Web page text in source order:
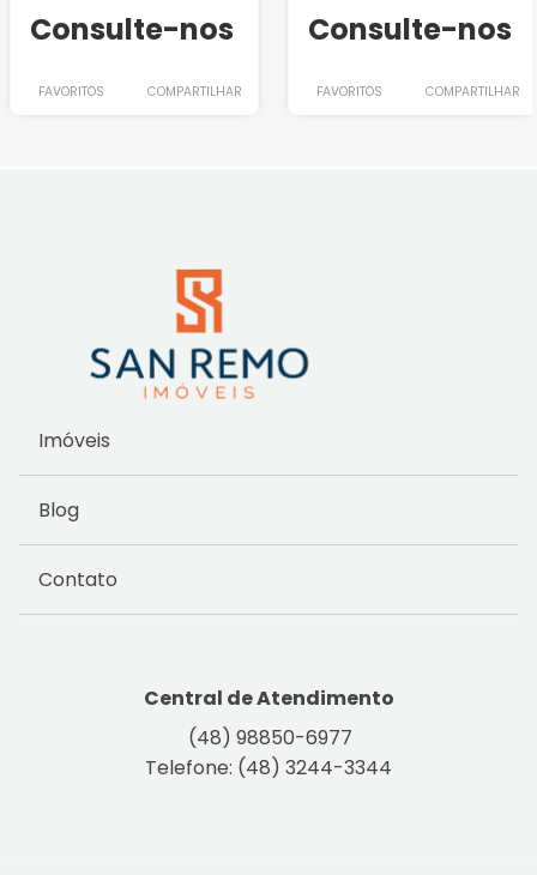
Consulte-nos
FAVORITOS COMPARTILHAR
Consulte-nos
FAVORITOS COMPARTILHAR
Imóveis
Blog
Contato
Central de Atendimento
(48) 98850-6977
Telefone: (48) 3244-3344